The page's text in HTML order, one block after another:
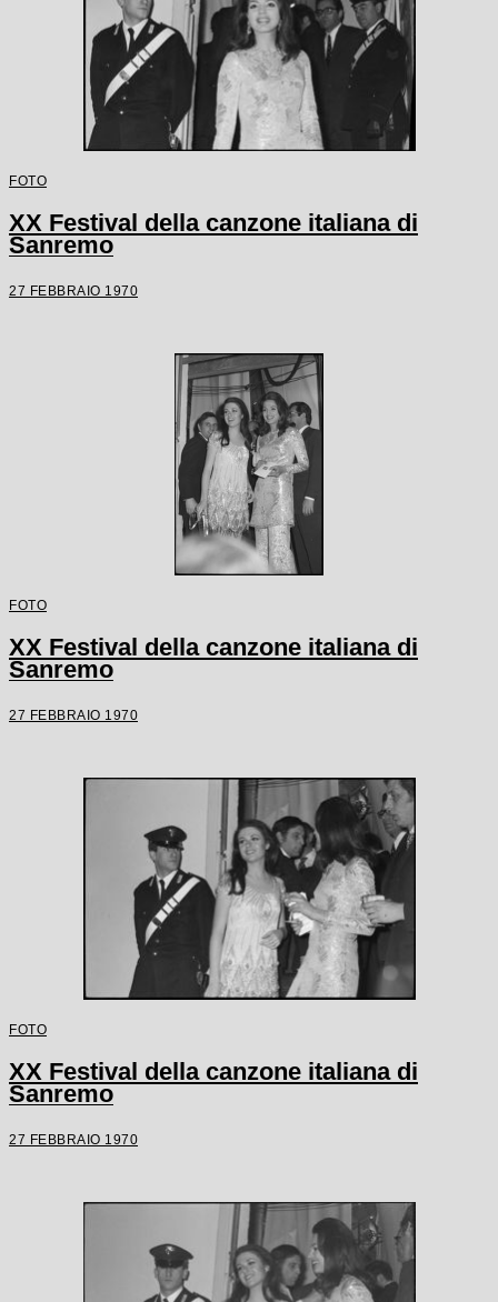
FOTO
XX Festival della canzone italiana di
Sanremo
27 FEBBRAIO 1970
FOTO
XX Festival della canzone italiana di
Sanremo
27 FEBBRAIO 1970
FOTO
XX Festival della canzone italiana di
Sanremo
27 FEBBRAIO 1970